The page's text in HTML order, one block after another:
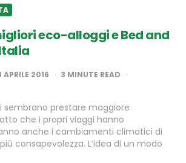
eco-alloggi e Bed and
APRILE 2016 3 MINUTE READ
sembrano prestare maggiore
che i propri viaggi hanno
anche i cambiamenti climatici di
consapevolezza. L’idea di un modo